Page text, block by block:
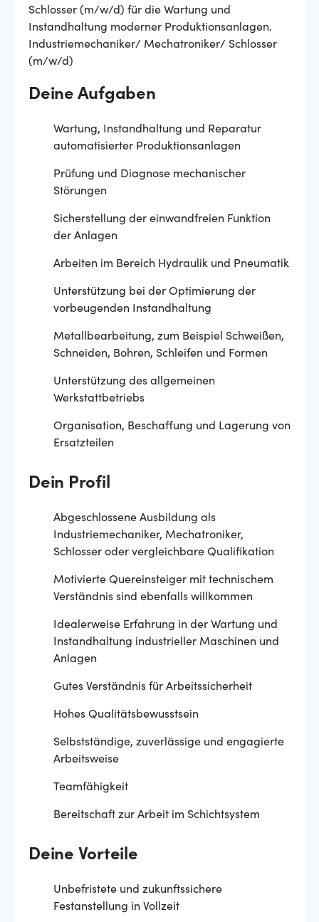
Schlosser (m/w/d) für die Wartung und
Instandhaltung moderner Produktionsanlagen.
Industriemechaniker/ Mechatroniker/ Schlosser
(m/w/d)
Deine Aufgaben
Wartung, Instandhaltung und Reparatur
automatisierter Produktionsanlagen
Prüfung und Diagnose mechanischer
Störungen
Sicherstellung der einwandfreien Funktion
der Anlagen
Arbeiten im Bereich Hydraulik und Pneumatik
Unterstützung bei der Optimierung der
vorbeugenden Instandhaltung
Metallbearbeitung, zum Beispiel Schweißen,
Schneiden, Bohren, Schleifen und Formen
Unterstützung des allgemeinen
Werkstattbetriebs
Organisation, Beschaffung und Lagerung von
Ersatzteilen
Dein Profil
Abgeschlossene Ausbildung als
Industriemechaniker, Mechatroniker,
Schlosser oder vergleichbare Qualifikation
Motivierte Quereinsteiger mit technischem
Verständnis sind ebenfalls willkommen
Idealerweise Erfahrung in der Wartung und
Instandhaltung industrieller Maschinen und
Anlagen
Gutes Verständnis für Arbeitssicherheit
Hohes Qualitätsbewusstsein
Selbstständige, zuverlässige und engagierte
Arbeitsweise
Teamfähigkeit
Bereitschaft zur Arbeit im Schichtsystem
Deine Vorteile
Unbefristete und zukunftssichere
Festanstellung in Vollzeit